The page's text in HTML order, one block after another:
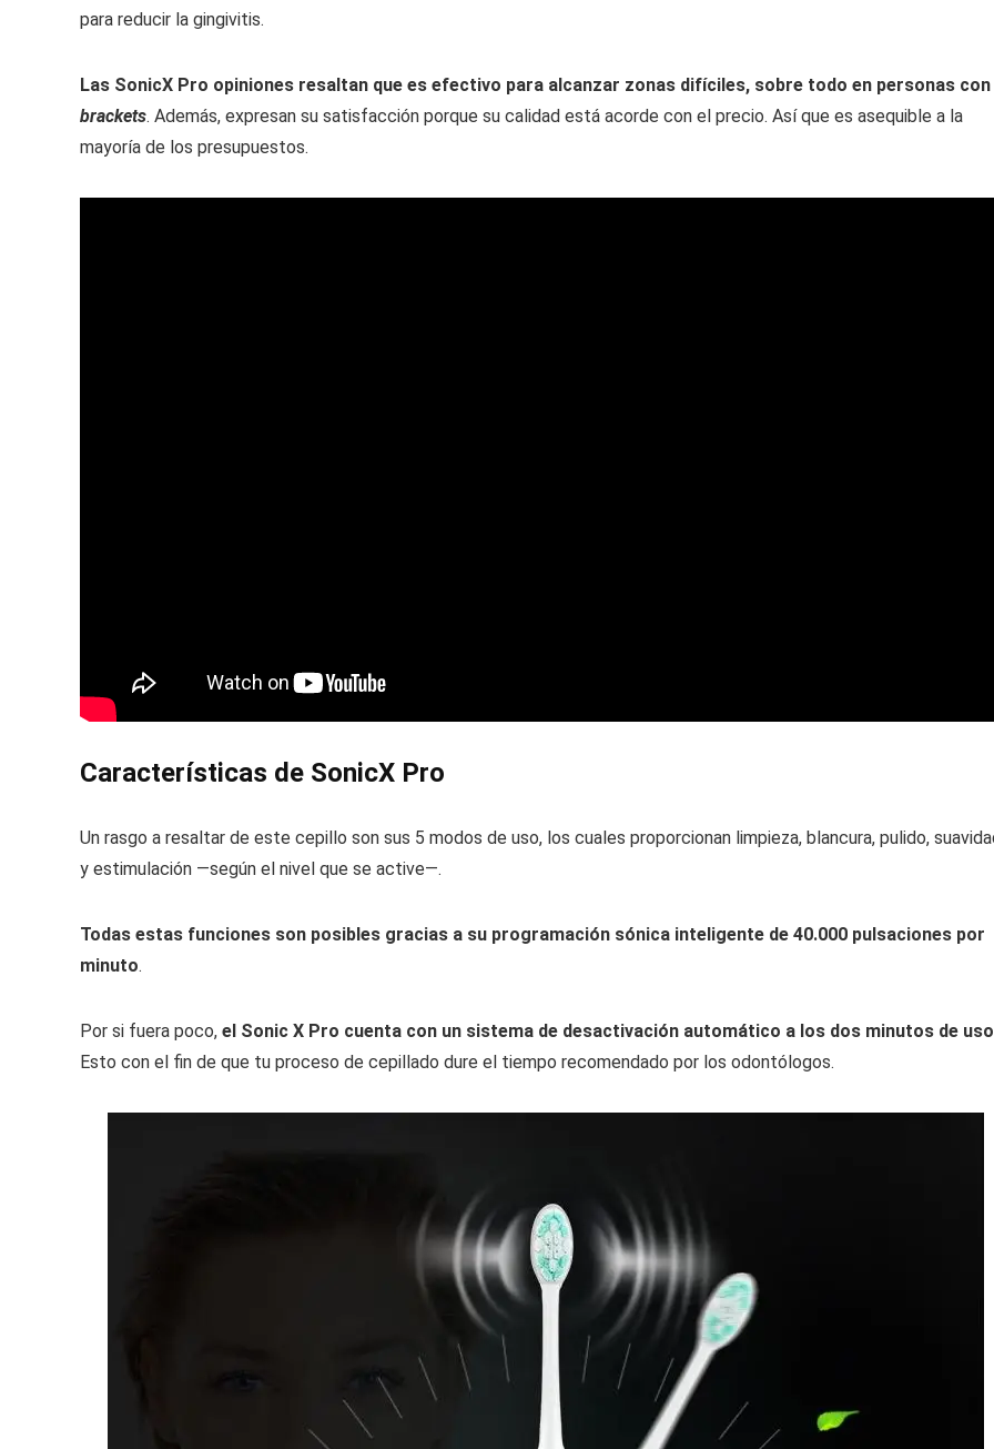
para reducir la gingivitis.
Las SonicX Pro opiniones resaltan que es efectivo para alcanzar zonas difíciles, sobre todo en personas con
brackets. Además, expresan su satisfacción porque su calidad está acorde con el precio. Así que es asequible a la
mayoría de los presupuestos.
Características de SonicX Pro
Un rasgo a resaltar de este cepillo son sus 5 modos de uso, los cuales proporcionan limpieza, blancura, pulido,
y estimulación —según el nivel que se active—.
Todas estas funciones son posibles gracias a su programación sónica inteligente de 40.000 pulsaciones por
minuto.
Por si fuera poco, el Sonic X Pro cuenta con un sistema de desactivación automático a los dos minutos de uso
Esto con el fin de que tu proceso de cepillado dure el tiempo recomendado por los odontólogos.